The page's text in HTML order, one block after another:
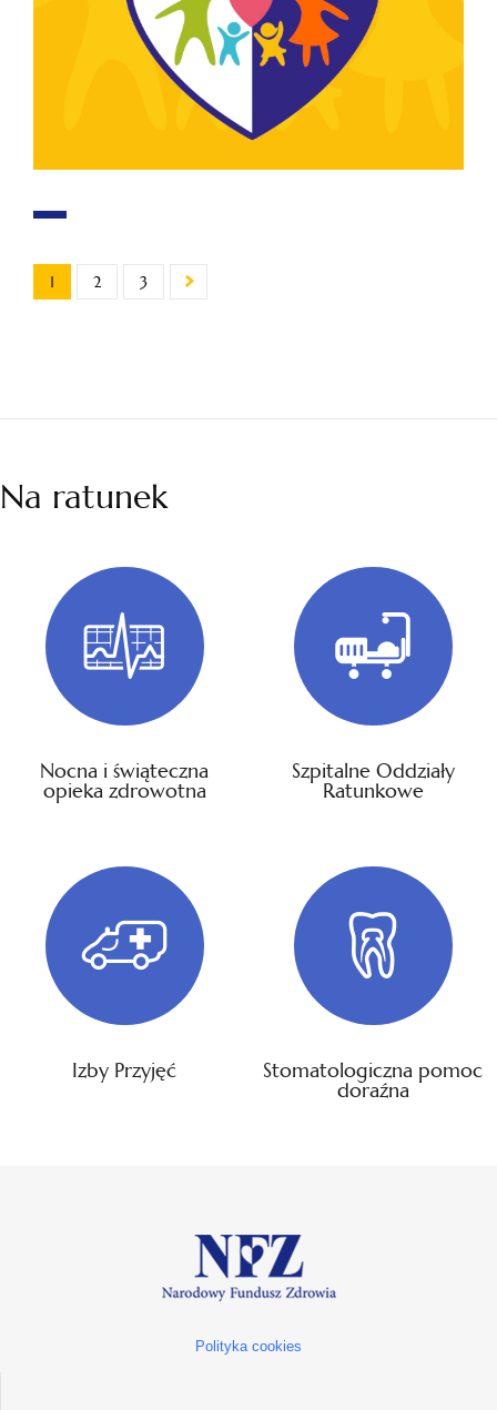
1 2 3
Na ratunek
Nocna i świąteczna
opieka zdrowotna
Szpitalne Oddziały
Ratunkowe
Izby Przyjęć Stomatologiczna pomoc
doraźna
Polityka cookies